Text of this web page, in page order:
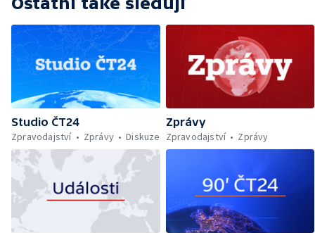
Studio ČT24
Zpravodajství
Zprávy Diskuze
Zprávy
Zpravodajství
Zprávy